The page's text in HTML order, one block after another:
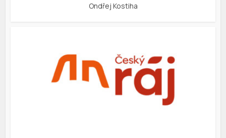
Ondřej Kostiha